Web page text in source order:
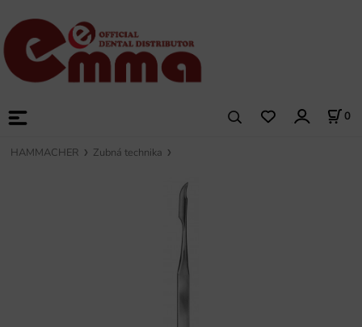
0
HAMMACHER Zubná technika